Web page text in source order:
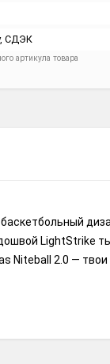
СДЭК
артикула товара
LightStrike
2.0 — твои